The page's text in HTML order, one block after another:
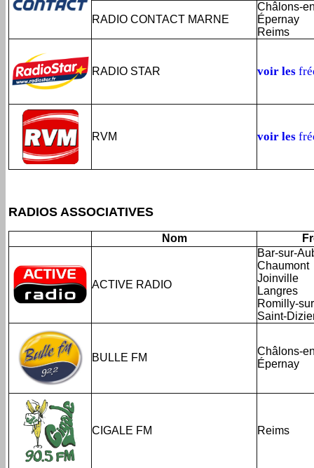
RADIO CONTACT MARNE
Châlons-
Épernay
Reims
RADIO STAR voir les
RVM voir les
RADIOS ASSOCIATIVES
Nom
ACTIVE RADIO
Bar-sur-
Chaumont
Joinville
Langres
Romilly-
Saint-
BULLE FM
Châlons-
Épernay
CIGALE FM Reims